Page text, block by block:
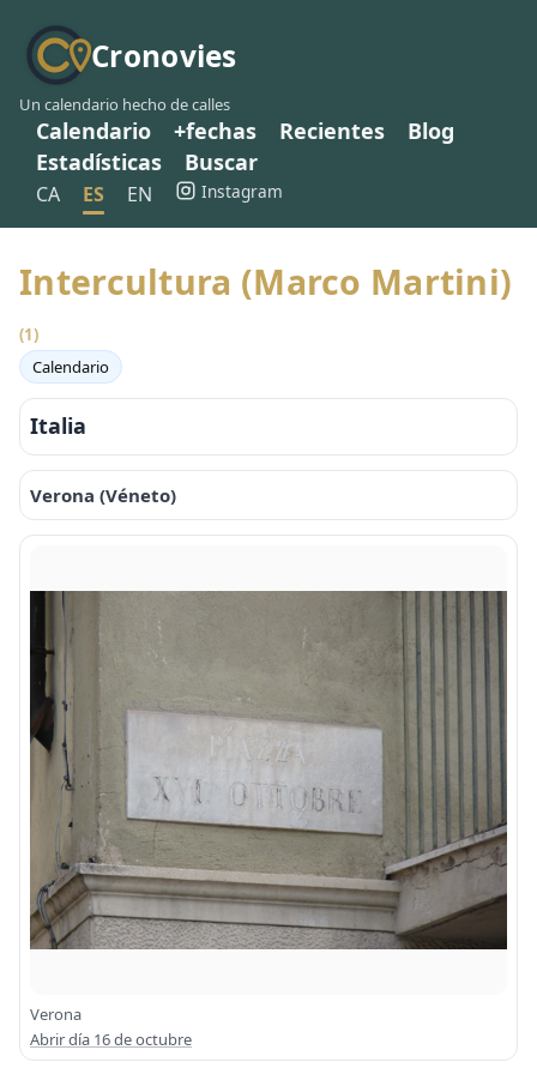
Cronovies
Un calendario hecho de calles
Calendario +fechas Recientes
Blog
Estadísticas
Buscar
CA ES EN Instagram
Intercultura (Marco Martini)
(1)
Calendario
Italia
Verona (Véneto)
Verona
Abrir día 16 de octubre